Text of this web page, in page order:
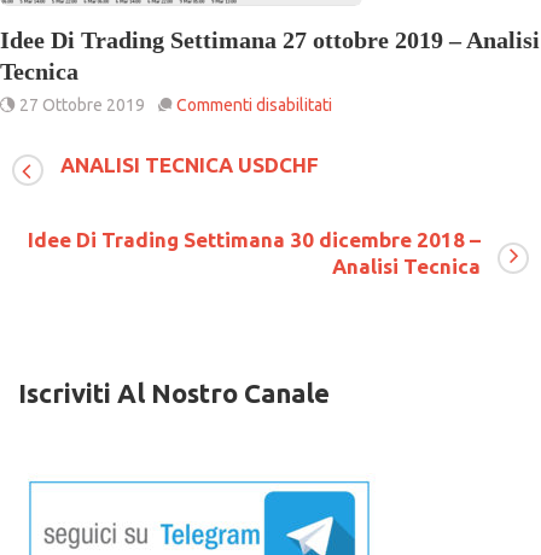
Idee Di Trading Settimana 27 ottobre 2019 – Analisi
Tecnica
27 Ottobre 2019 Commenti disabilitati
ottobre
2019
–
ANALISI TECNICA USDCHF
Idee Di Trading Settimana 30 dicembre 2018 –
Analisi Tecnica
Iscriviti Al Nostro Canale